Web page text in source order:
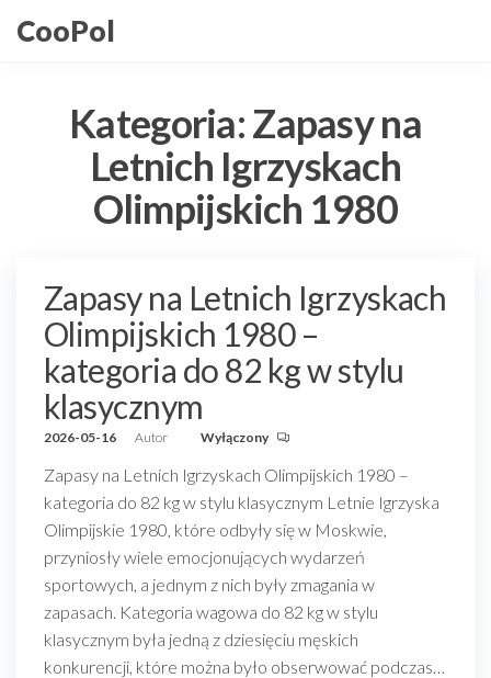
doCooPol
Kategoria:Zapasy na
Letnich Igrzyskach
Olimpijskich 1980
Zapasy na Letnich Igrzyskach
Olimpijskich 1980 –
kategoria do 82 kg w stylu
klasycznym
2026-05-16 Autor Wyłączony
Zapasy na Letnich Igrzyskach Olimpijskich 1980 –
kategoria do 82 kg w stylu klasycznym Letnie Igrzyska
Olimpijskie 1980, które odbyły się w Moskwie,
przyniosły wiele emocjonujących wydarzeń
sportowych, a jednym z nich były zmagania w
zapasach. Kategoria wagowa do 82 kg w stylu
klasycznym była jedną z dziesięciu męskich
konkurencji, które można było obserwować podczas…